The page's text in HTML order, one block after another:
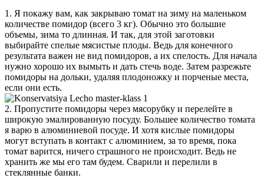
1. Я покажу вам, как закрываю томат на зиму на маленьком
количестве помидор (всего 3 кг). Обычно это большие
объемы, зима то длинная. И так, для этой заготовки
выбирайте спелые мясистые плоды. Ведь для конечного
результата важен не вид помидоров, а их спелость. Для начала
нужно хорошо их вымыть и дать стечь воде. Затем разрежьте
помидоры на дольки, удаляя плодоножку и порченые места,
если они есть.
2. Пропустите помидоры через мясорубку и перелейте в
широкую эмалированную посуду. Большее количество томата
я варю в алюминиевой посуде. И хотя кислые помидоры
могут вступать в контакт с алюминием, за то время, пока
томат варится, ничего страшного не происходит. Ведь не
хранить же мы его там будем. Сварили и перелили в
стеклянные банки.